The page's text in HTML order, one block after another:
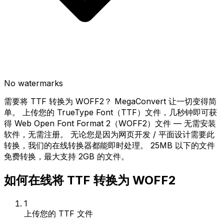
No watermarks
需要将 TTF 转换为 WOFF2？ MegaConvert 让一切变得简
单。 上传您的 TrueType Font（TTF）文件，几秒钟即可获
得 Web Open Font Format 2（WOFF2）文件 — 无需安装
软件，无需注册。 无论您是因为网页开发 / 平面设计需要此
转换，我们的在线转换器都能即时处理。 25MB 以下的文件
免费转换，最大支持 2GB 的文件。
如何在线将 TTF 转换为 WOFF2
1
上传您的 TTF 文件